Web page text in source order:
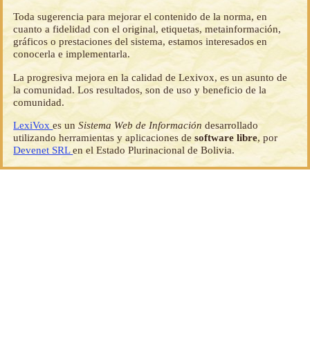
Toda sugerencia para mejorar el contenido de la norma, en
cuanto a fidelidad con el original, etiquetas, metainformación,
gráficos o prestaciones del sistema, estamos interesados en
conocerla e implementarla.
La progresiva mejora en la calidad de Lexivox, es un asunto de
la comunidad. Los resultados, son de uso y beneficio de la
comunidad.
LexiVoxes unSistema Web de Información desarrollado
utilizando herramientas y aplicaciones desoftware libre, por
Devenet SRLen el Estado Plurinacional de Bolivia.